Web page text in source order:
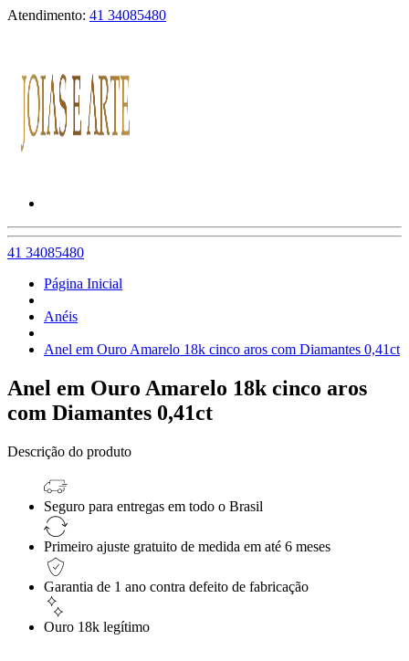
Atendimento: 41 34085480
41 34085480
Página Inicial
Anéis
Anel em Ouro Amarelo 18k cinco aros com Diamantes 0,41ct
Anel em Ouro Amarelo 18k cinco aros
com Diamantes 0,41ct
Descrição do produto
Seguro para entregas em todo o Brasil
Primeiro ajuste gratuito de medida em até 6 meses
Garantia de 1 ano contra defeito de fabricação
Ouro 18k legítimo